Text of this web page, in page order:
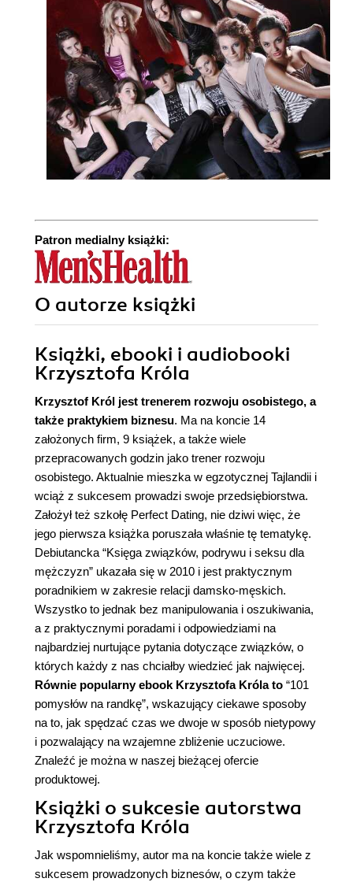
Patron medialny książki:
O autorze książki
Książki, ebooki i audiobooki
Krzysztofa Króla
Krzysztof Król jest trenerem rozwoju osobistego, a
także praktykiem biznesu. Ma na koncie 14
założonych firm, 9 książek, a także wiele
przepracowanych godzin jako trener rozwoju
osobistego. Aktualnie mieszka w egzotycznej Tajlandii i
wciąż z sukcesem prowadzi swoje przedsiębiorstwa.
Założył też szkołę Perfect Dating, nie dziwi więc, że
jego pierwsza książka poruszała właśnie tę tematykę.
Debiutancka “Księga związków, podrywu i seksu dla
mężczyzn” ukazała się w 2010 i jest praktycznym
poradnikiem w zakresie relacji damsko-męskich.
Wszystko to jednak bez manipulowania i oszukiwania,
a z praktycznymi poradami i odpowiedziami na
najbardziej nurtujące pytania dotyczące związków, o
których każdy z nas chciałby wiedzieć jak najwięcej.
Równie popularnyebook Krzysztofa Królato “101
pomysłów na randkę”, wskazujący ciekawe sposoby
na to, jak spędzać czas we dwoje w sposób nietypowy
i pozwalający na wzajemne zbliżenie uczuciowe.
Znaleźć je można w naszej bieżącej ofercie
produktowej.
Książki o sukcesie autorstwa
Krzysztofa Króla
Jak wspomnieliśmy, autor ma na koncie także wiele z
sukcesem prowadzonych biznesów, o czym także